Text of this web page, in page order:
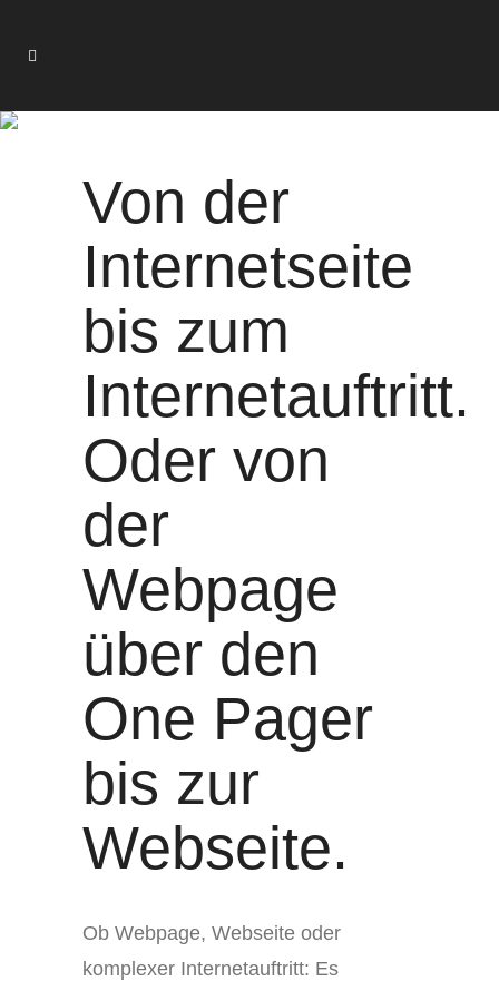
Von der
Internetseite
bis zum
Internetauftritt.
Oder von
der
Webpage
über den
One Pager
bis zur
Webseite.
Ob Webpage, Webseite oder
komplexer Internetauftritt: Es